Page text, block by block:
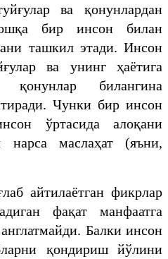
ва қонунлардан
бир инсон билан
ташкил этади. Инсон
ва унинг ҳаётига
қонунлар билангина
Чунки бир инсон
ўртасида алоқани
нарса маслаҳат (яъни,
айтилаётган фикрлар
фақат манфаатга
Балки инсон
қондириш йўлини